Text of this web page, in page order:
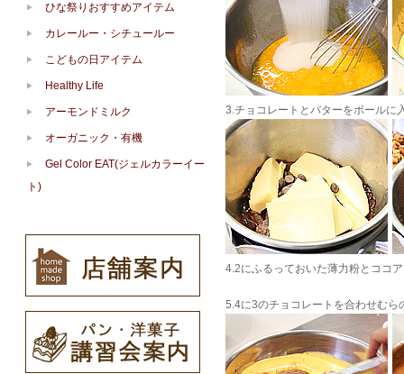
3.チョコレートとバターをボール
4.2にふるっておいた薄力粉とココ
5.4に3のチョコレートを合わせむら
ひな祭りおすすめアイテム
カレールー・シチュールー
こどもの日アイテム
Healthy Life
アーモンドミルク
オーガニック・有機
Gel Color EAT(ジェルカラーイー
ト)